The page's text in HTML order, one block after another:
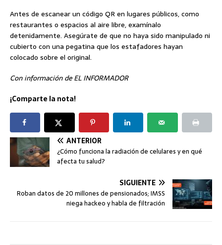
Antes de escanear un código QR en lugares públicos, como
restaurantes o espacios al aire libre, examínalo
detenidamente. Asegúrate de que no haya sido manipulado ni
cubierto con una pegatina que los estafadores hayan
colocado sobre el original.
Con información de EL INFORMADOR
¡Comparte la nota!
ANTERIOR
¿Cómo funciona la radiación de celulares y en qué
afecta tu salud?
SIGUIENTE
Roban datos de 20 millones de pensionados; IMSS
niega hackeo y habla de filtración